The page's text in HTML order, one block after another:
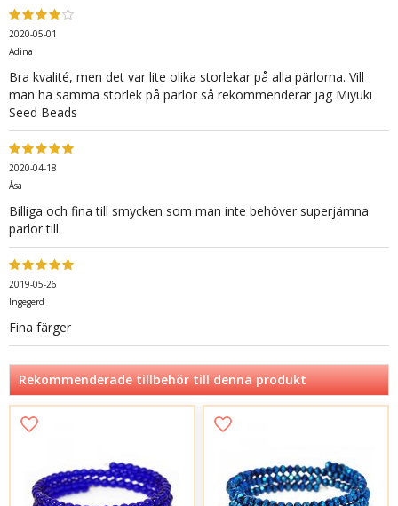
2020-05-01
Adina
Bra kvalité, men det var lite olika storlekar på alla pärlorna. Vill
man ha samma storlek på pärlor så rekommenderar jag Miyuki
Seed Beads
2020-04-18
Åsa
Billiga och fina till smycken som man inte behöver superjämna
pärlor till.
2019-05-26
Ingegerd
Fina färger
Rekommenderade tillbehör till denna produkt